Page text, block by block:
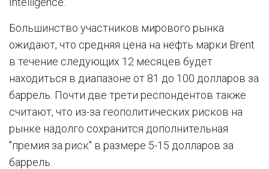
Большинство участников мирового рынка
ожидают, что средняя цена на нефть марки Brent
в течение следующих 12 месяцев будет
находиться в диапазоне от 81 до 100 долларов за
баррель. Почти две трети респондентов также
считают, что из-за геополитических рисков на
рынке надолго сохранится дополнительная
"премия за риск" в размере 5-15 долларов за
баррель.